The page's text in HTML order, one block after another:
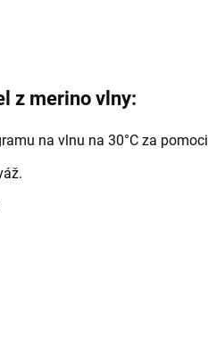
z merino vlny:
na vlnu na 30°C za pomoci